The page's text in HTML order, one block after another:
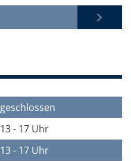
geschlossen
13 - 17 Uhr
13 - 17 Uhr